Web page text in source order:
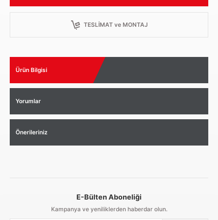
TESLİMAT ve MONTAJ
Ürün Bilgisi
Yorumlar
Önerileriniz
Kolay İade & Değişim Güvenli Alışveriş
E-Bülten Aboneliği
Kampanya ve yeniliklerden haberdar olun.